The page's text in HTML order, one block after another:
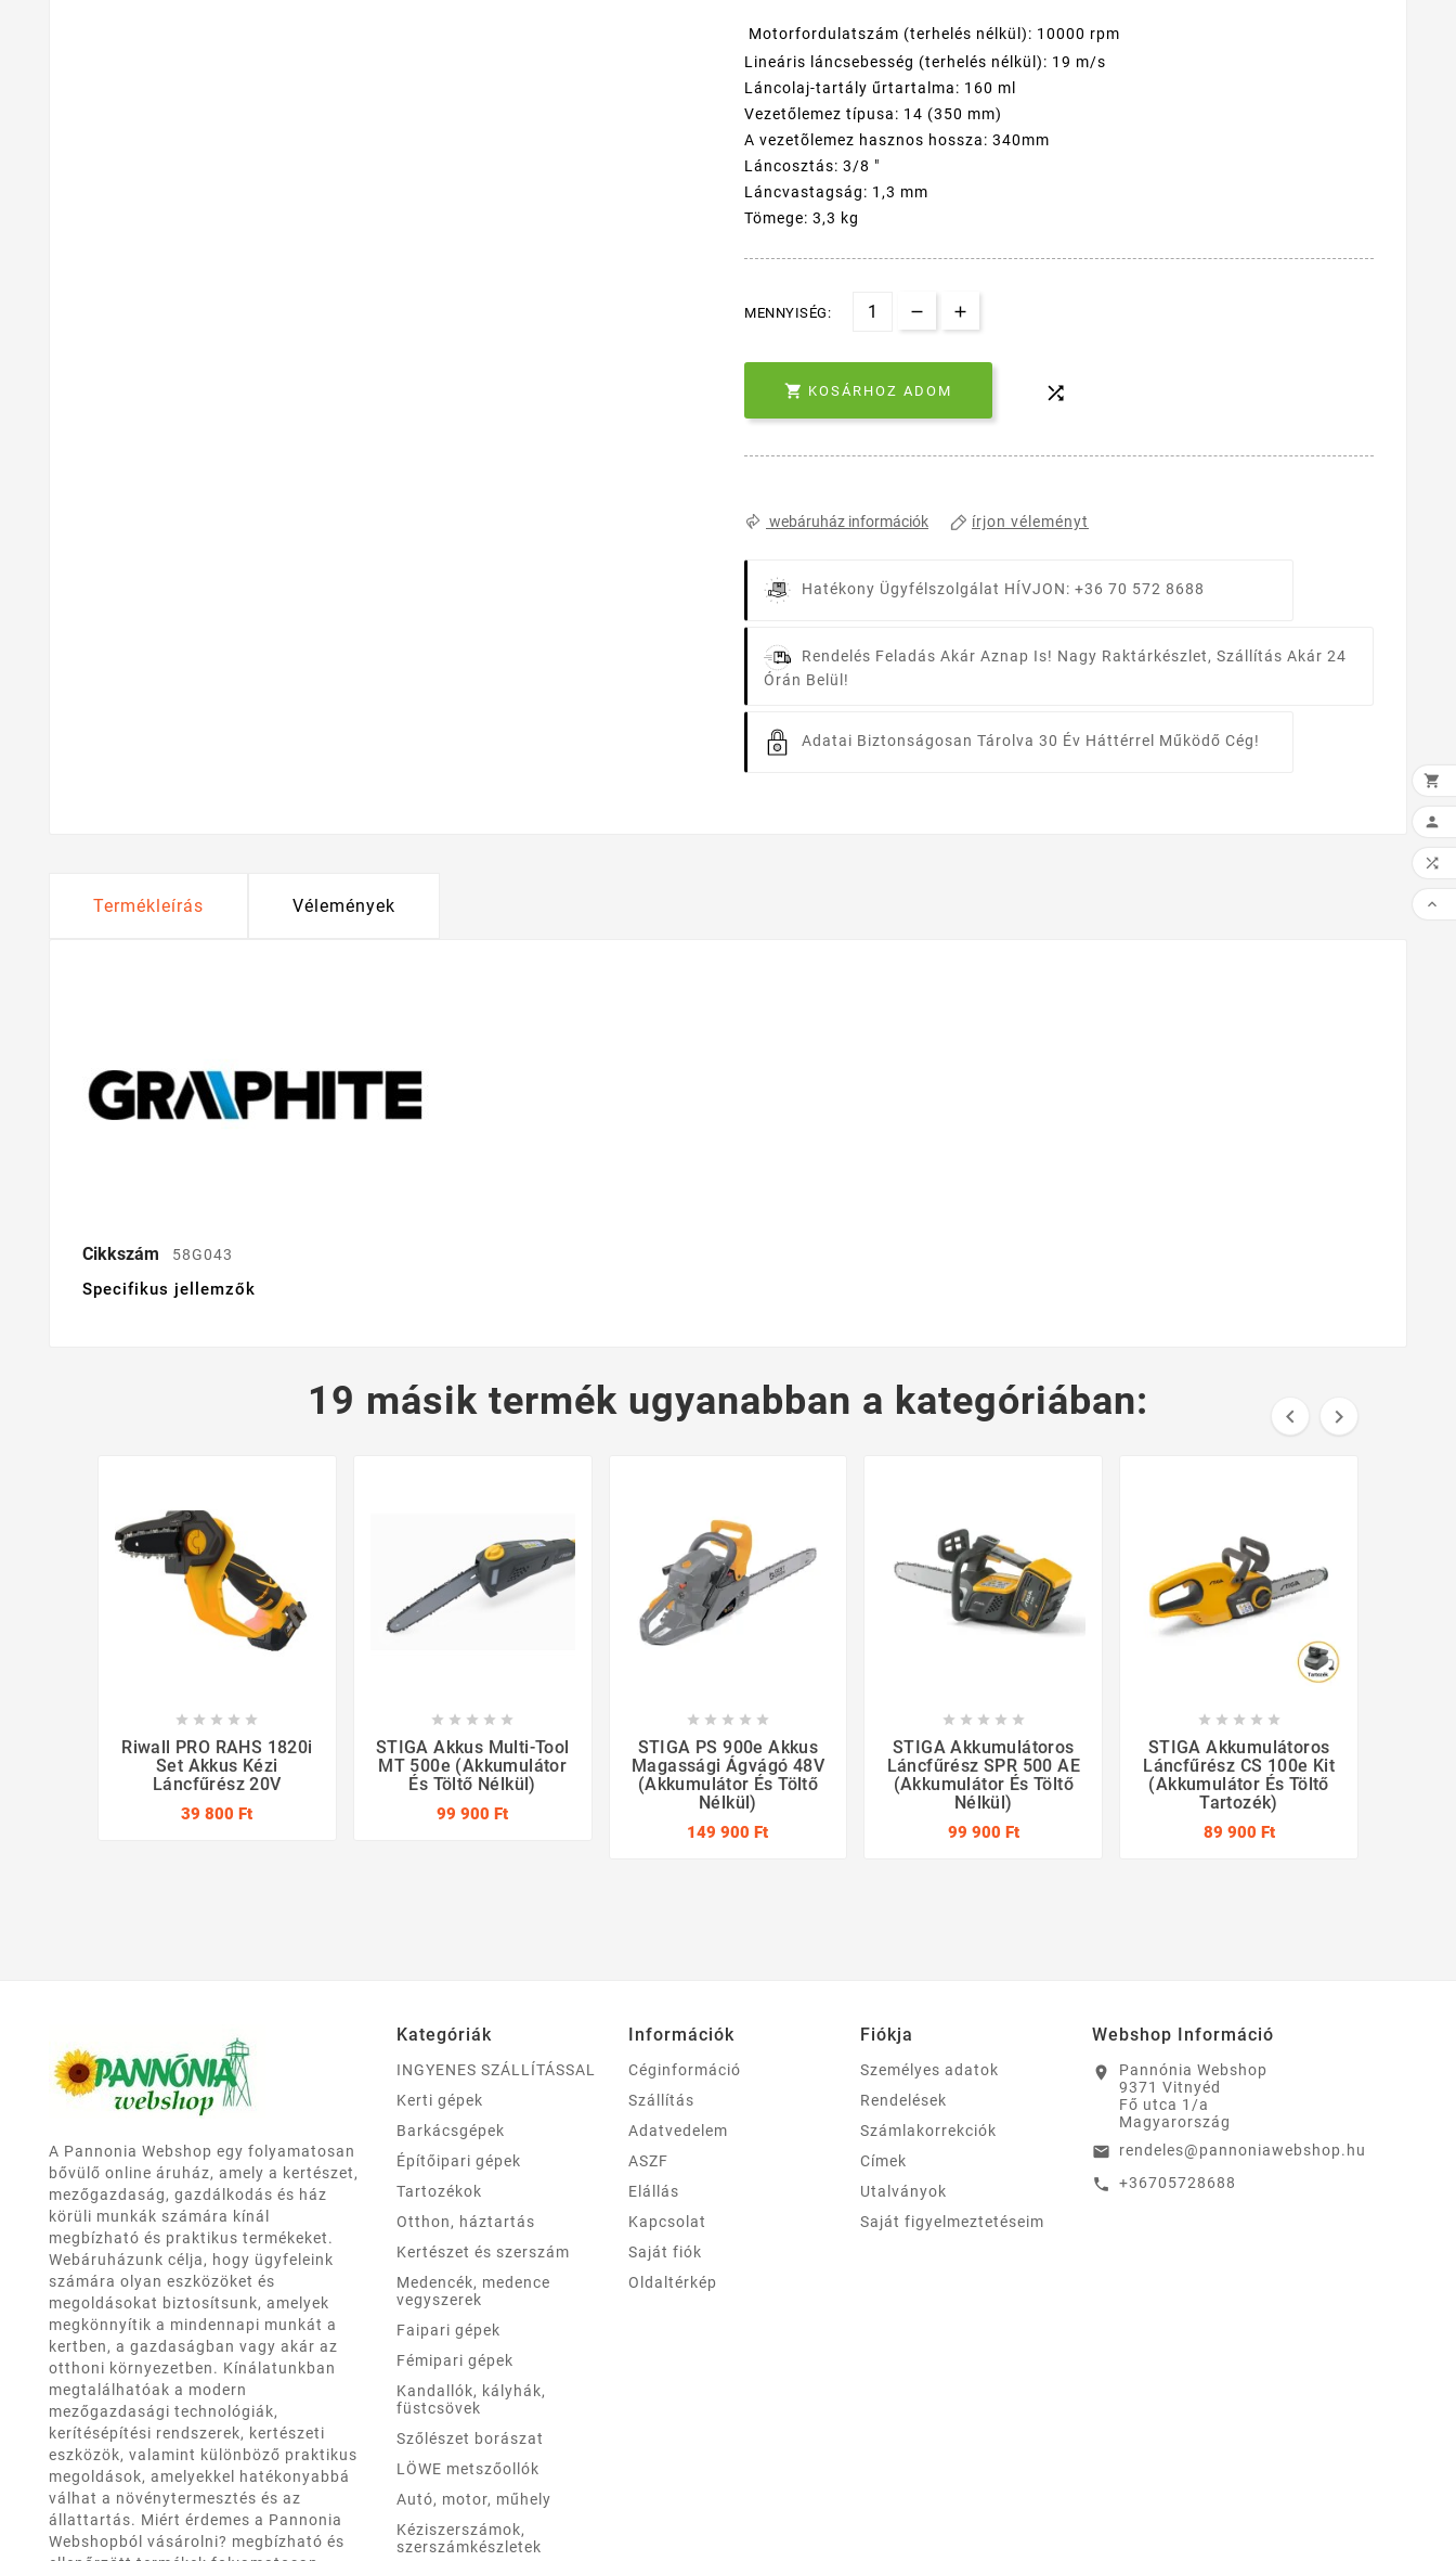
Motorfordulatszám (terhelés nélkül): 10000 rpm
Lineáris láncsebesség (terhelés nélkül): 19 m/s
Láncolaj-tartály űrtartalma: 160 ml
Vezetőlemez típusa: 14 (350 mm)
A vezetõlemez hasznos hossza: 340mm
Láncosztás: 3/8 "
Láncvastagság: 1,3 mm
Tömege: 3,3 kg
MENNYISÉG:
 KOSÁRHOZ ADOM 
webáruház információk írjon véleményt
Hatékony Ügyfélszolgálat HÍVJON: +36 70 572 8688
Rendelés Feladás Akár Aznap Is! Nagy Raktárkészlet, Szállítás Akár 24
Órán Belül!
Adatai Biztonságosan Tárolva 30 Év Háttérrel Működő Cég!
Termékleírás Vélemények
Cikkszám 58G043
Specifikus jellemzők
19 másik termék ugyanabban a kategóriában:  
    
Riwall PRO RAHS 1820i
Set Akkus Kézi
Láncfűrész 20V
39 800 Ft
    
STIGA Akkus Multi-Tool
MT 500e (akkumulátor
És Töltő Nélkül)
99 900 Ft
    
STIGA PS 900e Akkus
Magassági Ágvágó 48V
(akkumulátor És Töltő
Nélkül)
149 900 Ft
    
STIGA Akkumulátoros
Láncfűrész SPR 500 AE
(akkumulátor És Töltő
Nélkül)
99 900 Ft
    
STIGA Akkumulátoros
Láncfűrész CS 100e Kit
(akkumulátor És Töltő
Tartozék)
89 900 Ft
A Pannonia Webshop egy folyamatosan
bővülő online áruház, amely a kertészet,
mezőgazdaság, gazdálkodás és ház
körüli munkák számára kínál
megbízható és praktikus termékeket.
Webáruházunk célja, hogy ügyfeleink
számára olyan eszközöket és
megoldásokat biztosítsunk, amelyek
megkönnyítik a mindennapi munkát a
kertben, a gazdaságban vagy akár az
otthoni környezetben. Kínálatunkban
megtalálhatóak a modern
mezőgazdasági technológiák,
kerítésépítési rendszerek, kertészeti
eszközök, valamint különböző praktikus
megoldások, amelyekkel hatékonyabbá
válhat a növénytermesztés és az
állattartás. Miért érdemes a Pannonia
Webshopból vásárolni? megbízható és
Kategóriák
INGYENES SZÁLLÍTÁSSAL
Kerti gépek
Barkácsgépek
Építőipari gépek
Tartozékok
Otthon, háztartás
Kertészet és szerszám
Medencék, medence
vegyszerek
Faipari gépek
Fémipari gépek
Kandallók, kályhák,
füstcsövek
Szőlészet borászat
LÖWE metszőollók
Autó, motor, műhely
Kéziszerszámok,
szerszámkészletek
Információk
Céginformáció
Szállítás
Adatvedelem
ASZF
Elállás
Kapcsolat
Saját fiók
Oldaltérkép
Fiókja
Személyes adatok
Rendelések
Számlakorrekciók
Címek
Utalványok
Saját figyelmeztetéseim
Webshop Információ
location_on
Pannónia Webshop
9371 Vitnyéd
Fő utca 1/a
Magyarország
email rendeles@pannoniawebshop.hu
call +36705728688



